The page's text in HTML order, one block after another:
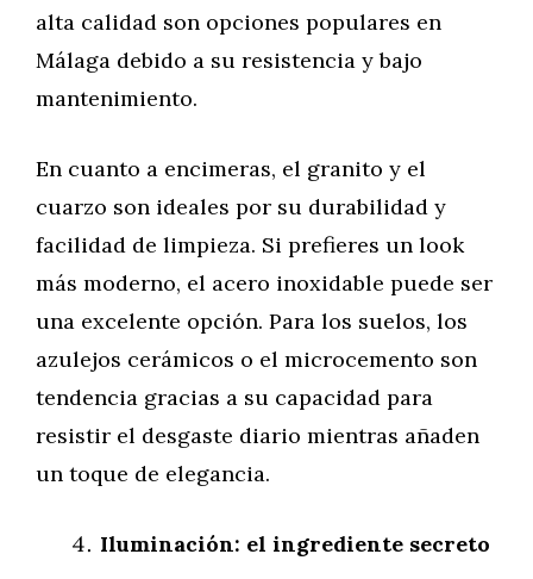
alta calidad son opciones populares en
Málaga debido a su resistencia y bajo
mantenimiento.
En cuanto a encimeras, el granito y el
cuarzo son ideales por su durabilidad y
facilidad de limpieza. Si prefieres un look
más moderno, el acero inoxidable puede ser
una excelente opción. Para los suelos, los
azulejos cerámicos o el microcemento son
tendencia gracias a su capacidad para
resistir el desgaste diario mientras añaden
un toque de elegancia.
Iluminación: el ingrediente secreto